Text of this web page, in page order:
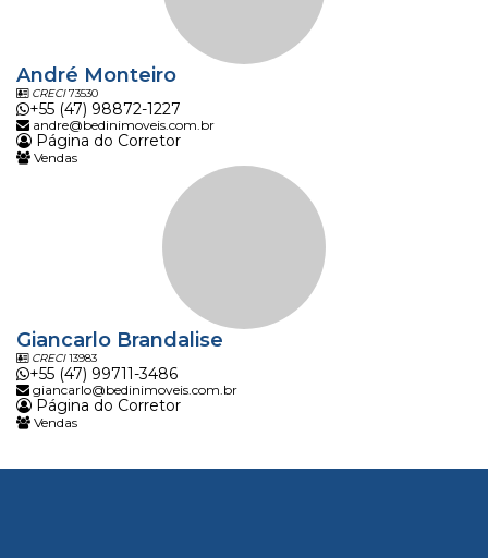
André Monteiro
CRECI73530
+55 (47) 98872-1227
andre@bedinimoveis.com.br
Página do Corretor
Vendas
Giancarlo Brandalise
CRECI13983
+55 (47) 99711-3486
giancarlo@bedinimoveis.com.br
Página do Corretor
Vendas